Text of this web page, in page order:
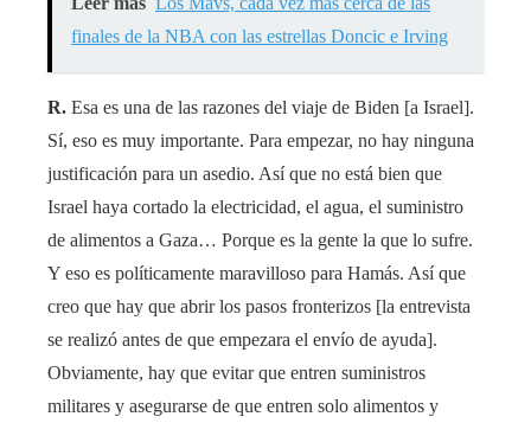
finales de la NBA con las estrellas Doncic e Irving
R. Esa es una de las razones del viaje de Biden [a Israel].
Sí, eso es muy importante. Para empezar, no hay ninguna
justificación para un asedio. Así que no está bien que
Israel haya cortado la electricidad, el agua, el suministro
de alimentos a Gaza… Porque es la gente la que lo sufre.
Y eso es políticamente maravilloso para Hamás. Así que
creo que hay que abrir los pasos fronterizos [la entrevista
se realizó antes de que empezara el envío de ayuda].
Obviamente, hay que evitar que entren suministros
militares y asegurarse de que entren solo alimentos y